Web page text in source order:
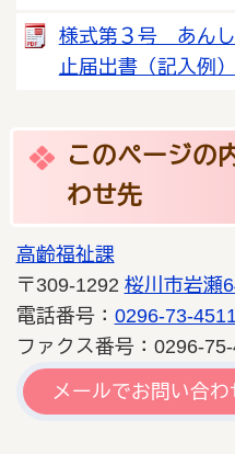
様式第３号 あん
止届出書（記入例
このページの
わせ先
高齢福祉課
〒309-1292 桜川市岩瀬
電話番号： 0296-73-
ファクス番号：0296-
メールでお問い合わ